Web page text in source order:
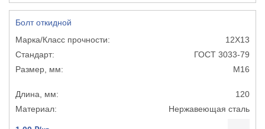
Болт откидной
12Х13
ГОСТ 3033-79
М16
120
Нержавеющая сталь